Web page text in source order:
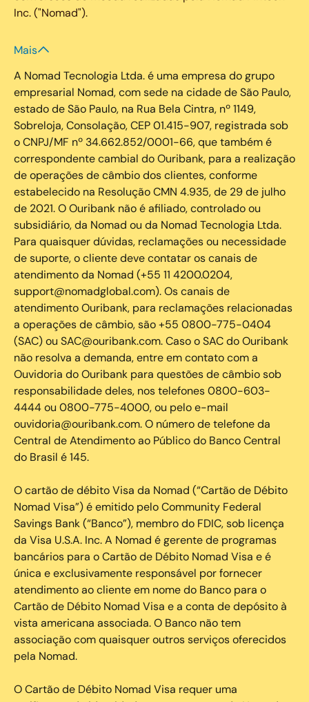
Inc. ("Nomad").
Mais
A Nomad Tecnologia Ltda. é uma empresa do grupo
empresarial Nomad, com sede na cidade de São Paulo,
estado de São Paulo, na Rua Bela Cintra, nº 1149,
Sobreloja, Consolação, CEP 01.415-907, registrada sob
o CNPJ/MF nº 34.662.852/0001-66, que também é
correspondente cambial do Ouribank, para a realização
de operações de câmbio dos clientes, conforme
estabelecido na Resolução CMN 4.935, de 29 de julho
de 2021. O Ouribank não é afiliado, controlado ou
subsidiário, da Nomad ou da Nomad Tecnologia Ltda.
Para quaisquer dúvidas, reclamações ou necessidade
de suporte, o cliente deve contatar os canais de
atendimento da Nomad (+55 11 4200.0204,
support@nomadglobal.com). Os canais de
atendimento Ouribank, para reclamações relacionadas
a operações de câmbio, são +55 0800-775-0404
(SAC) ou SAC@ouribank.com. Caso o SAC do Ouribank
não resolva a demanda, entre em contato com a
Ouvidoria do Ouribank para questões de câmbio sob
responsabilidade deles, nos telefones 0800-603-
4444 ou 0800-775-4000, ou pelo e-mail
ouvidoria@ouribank.com. O número de telefone da
Central de Atendimento ao Público do Banco Central
do Brasil é 145.
O cartão de débito Visa da Nomad (“Cartão de Débito
Nomad Visa”) é emitido pelo Community Federal
Savings Bank (“Banco”), membro do FDIC, sob licença
da Visa U.S.A. Inc. A Nomad é gerente de programas
bancários para o Cartão de Débito Nomad Visa e é
única e exclusivamente responsável por fornecer
atendimento ao cliente em nome do Banco para o
Cartão de Débito Nomad Visa e a conta de depósito à
vista americana associada. O Banco não tem
associação com quaisquer outros serviços oferecidos
pela Nomad.
O Cartão de Débito Nomad Visa requer uma